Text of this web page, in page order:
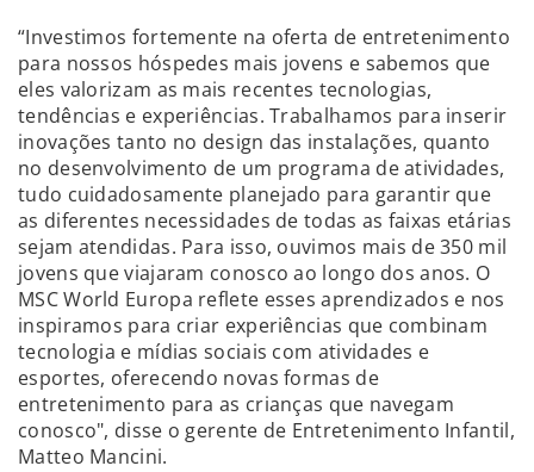
“Investimos fortemente na oferta de entretenimento
para nossos hóspedes mais jovens e sabemos que
eles valorizam as mais recentes tecnologias,
tendências e experiências. Trabalhamos para inserir
inovações tanto no design das instalações, quanto
no desenvolvimento de um programa de atividades,
tudo cuidadosamente planejado para garantir que
as diferentes necessidades de todas as faixas etárias
sejam atendidas. Para isso, ouvimos mais de 350 mil
jovens que viajaram conosco ao longo dos anos. O
MSC World Europa reflete esses aprendizados e nos
inspiramos para criar experiências que combinam
tecnologia e mídias sociais com atividades e
esportes, oferecendo novas formas de
entretenimento para as crianças que navegam
conosco", disse o gerente de Entretenimento Infantil,
Matteo Mancini.